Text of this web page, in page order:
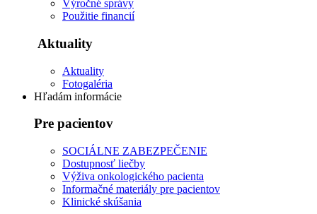
Výročné správy
Použitie financií
Aktuality
Aktuality
Fotogaléria
Hľadám informácie
Pre pacientov
SOCIÁLNE ZABEZPEČENIE
Dostupnosť liečby
Výživa onkologického pacienta
Informačné materiály pre pacientov
Klinické skúšania